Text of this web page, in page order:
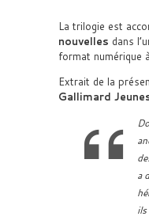
La trilogie est
nouvelles dans
format numérique
Extrait de la
Gallimard
a